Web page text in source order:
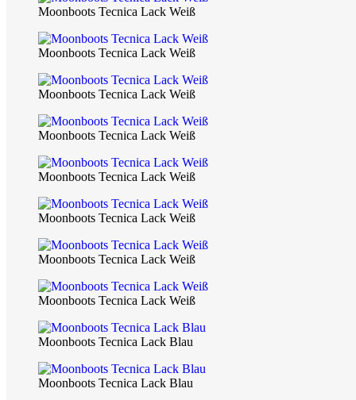
Moonboots Tecnica Lack Weiß
Moonboots Tecnica Lack Weiß
Moonboots Tecnica Lack Weiß
Moonboots Tecnica Lack Weiß
Moonboots Tecnica Lack Weiß
Moonboots Tecnica Lack Weiß
Moonboots Tecnica Lack Weiß
Moonboots Tecnica Lack Weiß
Moonboots Tecnica Lack Blau
Moonboots Tecnica Lack Blau